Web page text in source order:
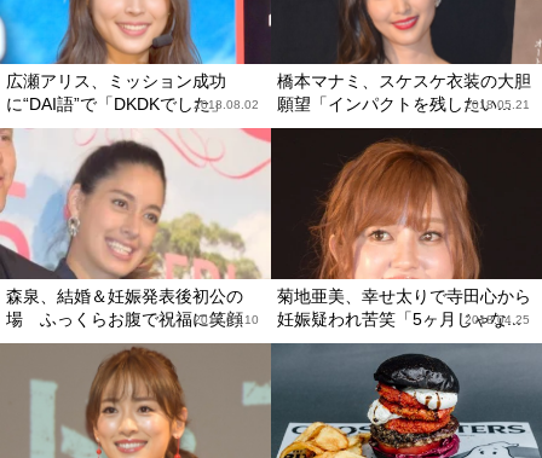
広瀬アリス、ミッション成功
に“DAI語”で「DKDKでした」
2018.08.02
橋本マナミ、スケスケ衣装の大胆
願望「インパクトを残したい...
2018.05.21
森泉、結婚＆妊娠発表後初公の
場 ふっくらお腹で祝福に笑顔
2018.05.10
菊地亜美、幸せ太りで寺田心から
妊娠疑われ苦笑「5ヶ月じゃな...
2018.04.25